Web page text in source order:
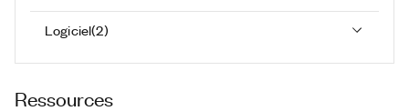
Logiciel(2)
Ressources